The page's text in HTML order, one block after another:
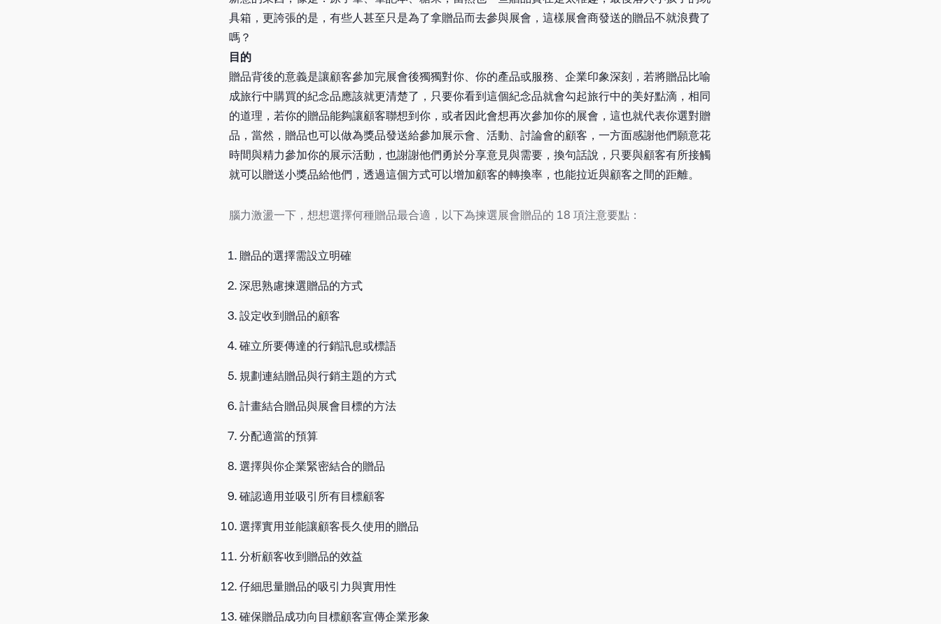
具箱，更誇張的是，有些人甚至只是為了拿贈品而去參與展會，這樣展會商發送的贈品不就浪費了
嗎？
目的
贈品背後的意義是讓顧客參加完展會後獨獨對你、你的產品或服務、企業印象深刻，若將贈品比喻
成旅行中購買的紀念品應該就更清楚了，只要你看到這個紀念品就會勾起旅行中的美好點滴，相同
的道理，若你的贈品能夠讓顧客聯想到你，或者因此會想再次參加你的展會，這也就代表你選對贈
品，當然，贈品也可以做為獎品發送給參加展示會、活動、討論會的顧客，一方面感謝他們願意花
時間與精力參加你的展示活動，也謝謝他們勇於分享意見與需要，換句話說，只要與顧客有所接觸
就可以贈送小獎品給他們，透過這個方式可以增加顧客的轉換率，也能拉近與顧客之間的距離。
腦力激盪一下，想想選擇何種贈品最合適，以下為揀選展會贈品的 18 項注意要點：
贈品的選擇需設立明確
深思熟慮揀選贈品的方式
設定收到贈品的顧客
確立所要傳達的行銷訊息或標語
規劃連結贈品與行銷主題的方式
計畫結合贈品與展會目標的方法
分配適當的預算
選擇與你企業緊密結合的贈品
確認適用並吸引所有目標顧客
選擇實用並能讓顧客長久使用的贈品
分析顧客收到贈品的效益
仔細思量贈品的吸引力與實用性
確保贈品成功向目標顧客宣傳企業形象